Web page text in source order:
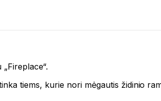
tiems, kurie nori mėgautis židinio